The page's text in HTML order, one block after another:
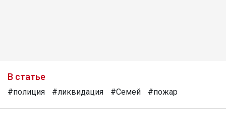
В статье
#полиция #ликвидация #Семей #пожар